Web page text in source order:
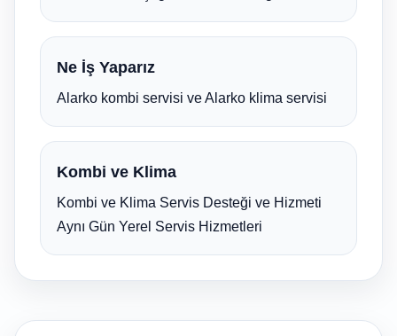
Ne İş Yaparız
Alarko kombi servisi ve Alarko klima servisi
Kombi ve Klima
Kombi ve Klima Servis Desteği ve Hizmeti
Aynı Gün Yerel Servis Hizmetleri